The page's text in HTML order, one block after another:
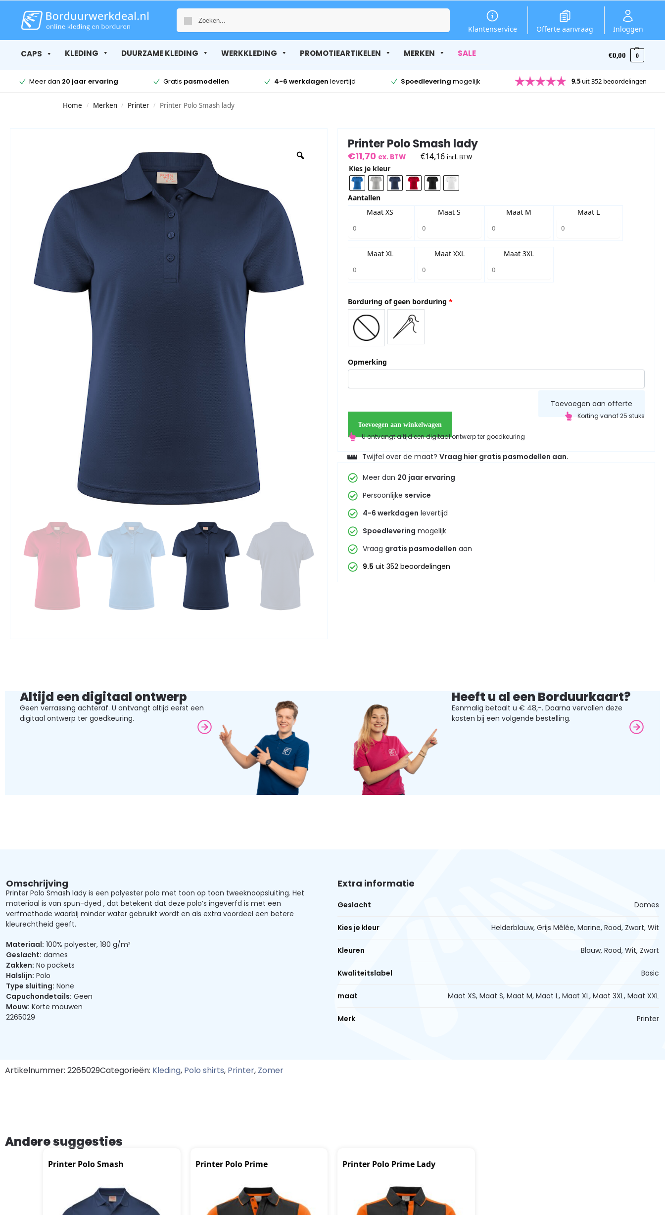
Klantenservice Offerte aanvraag Inloggen
CAPS KLEDING DUURZAME KLEDING WERKKLEDING PROMOTIEARTIKELEN MERKEN SALE €0,00 0
Meer dan 20 jaar ervaring Gratis pasmodellen 4-6 werkdagen levertijd Spoedlevering mogelijk 9.5 uit 352 beoordelingen
Home / Merken / Printer / Printer Polo Smash lady
Printer Polo Smash lady
€11,70 ex. BTW €14,16 incl. BTW
Kies je kleur
Aantallen
Maat XS
Maat S Maat M Maat L
Maat XL Maat XXL Maat 3XL
Borduring of geen borduring *
Opmerking
Toevoegen aan winkelwagen
U ontvangt altijd een digitaal ontwerp ter goedkeuring
Toevoegen aan offerte
Korting vanaf 25 stuks
Twijfel over de maat? Vraag hier gratis pasmodellen aan.
Meer dan 20 jaar ervaring
Persoonlijke service
4-6 werkdagen levertijd
Spoedlevering mogelijk
Vraag gratis pasmodellen aan
9.5 uit 352 beoordelingen
Altijd een digitaal ontwerp
Geen verrassing achteraf. U ontvangt altijd eerst een
digitaal ontwerp ter goedkeuring.
Heeft u al een Borduurkaart?
Eenmalig betaalt u € 48,-. Daarna vervallen deze
kosten bij een volgende bestelling.
Omschrijving
Printer Polo Smash lady is een polyester polo met toon op toon tweeknoopsluiting. Het
materiaal is van spun-dyed , dat betekent dat deze polo’s ingeverfd is met een
verfmethode waarbij minder water gebruikt wordt en als extra voordeel een betere
kleurechtheid geeft.
Materiaal: 100% polyester, 180 g/m²
Geslacht: dames
Zakken: No pockets
Halslijn: Polo
Type sluiting: None
Capuchondetails: Geen
Mouw: Korte mouwen
2265029
Extra informatie
Geslacht Dames
Kies je kleur Helderblauw, Grijs Mêlée, Marine, Rood, Zwart, Wit
Kleuren Blauw, Rood, Wit, Zwart
Kwaliteitslabel Basic
maat Maat XS, Maat S, Maat M, Maat L, Maat XL, Maat 3XL, Maat XXL
Merk Printer
Artikelnummer: 2265029Categorieën: Kleding, Polo shirts, Printer, Zomer
Andere suggesties
Printer Polo Smash Printer Polo Prime Printer Polo Prime Lady